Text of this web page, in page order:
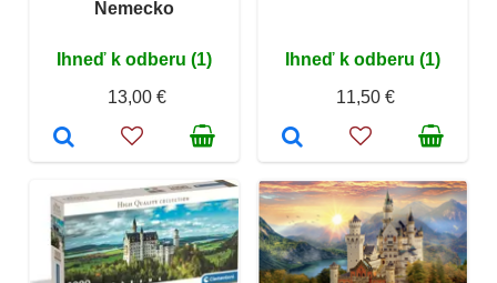
Nemecko
Ihneď k odberu (1)
13,00 €
Ihneď k odberu (1)
11,50 €